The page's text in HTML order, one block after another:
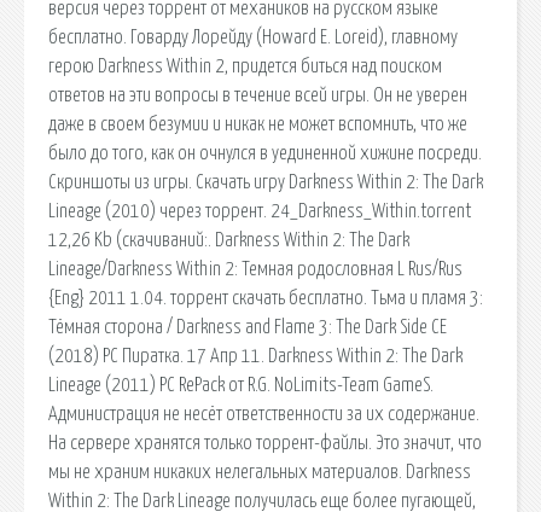
версия через торрент от механиков на русском языке
бесплатно. Говарду Лорейду (Howard E. Loreid), главному
герою Darkness Within 2, придется биться над поиском
ответов на эти вопросы в течение всей игры. Он не уверен
даже в своем безумии и никак не может вспомнить, что же
было до того, как он очнулся в уединенной хижине посреди.
Скриншоты из игры. Скачать игру Darkness Within 2: The Dark
Lineage (2010) через торрент. 24_Darkness_Within.torrent
12,26 Kb (cкачиваний:. Darkness Within 2: The Dark
Lineage/Darkness Within 2: Темная родословная L Rus/Rus
{Eng} 2011 1.04. торрент скачать бесплатно. Тьма и пламя 3:
Тёмная сторона / Darkness and Flame 3: The Dark Side CE
(2018) PC Пиратка. 17 Апр 11. Darkness Within 2: The Dark
Lineage (2011) PC RePack от R.G. NoLimits-Team GameS.
Администрация не несёт ответственности за их содержание.
На сервере хранятся только торрент-файлы. Это значит, что
мы не храним никаких нелегальных материалов. Darkness
Within 2: The Dark Lineage получилась еще более пугающей,